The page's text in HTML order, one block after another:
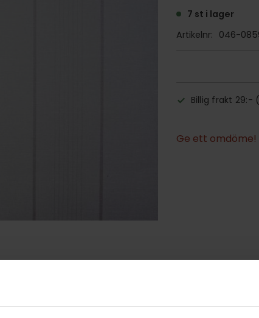
7 st i lager
Artikelnr
046-
Ge ett omdöme!
Billig frakt 29:-